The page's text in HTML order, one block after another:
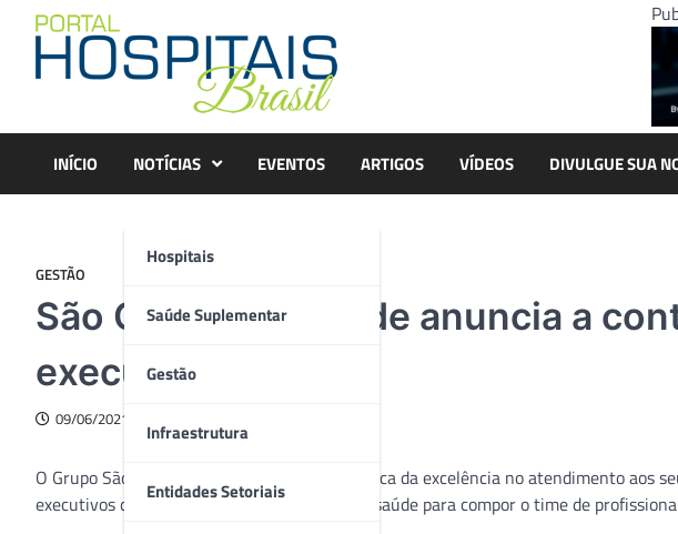
content
INÍCIO NOTÍCIAS
Hospitais
Saúde Suplementar
Gestão
Infraestrutura
Entidades Setoriais
EVENTOS ARTIGOS VÍDEOS DIVULGUE SUA
GESTÃO
São Cristóvão Saúde anuncia a
executivos
09/06/2021
O Grupo São Cristóvão Saúde, sempre em busca da excelência no atendimento aos
executivos com vasta experiência na área da saúde para compor o time de